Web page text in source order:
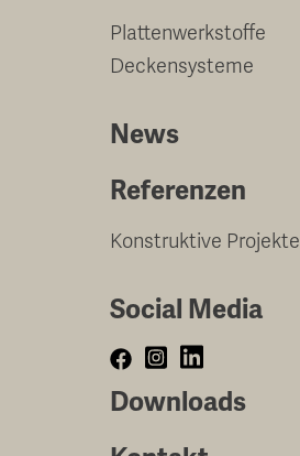
Plattenwerkstoffe
Deckensysteme
News
Referenzen
Konstruktive Projekte
Social Media
Downloads